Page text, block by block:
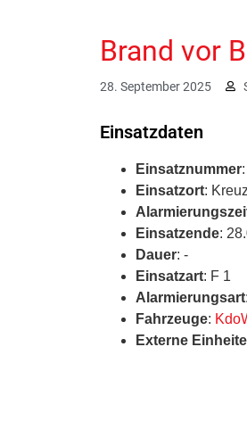
Brand vor
28. September 2025
Einsatzdaten
Einsatznummer
Einsatzort:
Einsatzende:
Dauer: -
Einsatzart: F 1
Alarmierungsart
Fahrzeuge:
Externe